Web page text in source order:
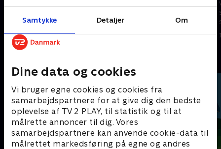
Samtykke Detaljer Om
Dine data og cookies
Vi bruger egne cookies og cookies fra
samarbejdspartnere for at give dig den bedste
oplevelse af TV 2 PLAY, til statistik og til at
målrette annoncer til dig. Vores
samarbejdspartnere kan anvende cookie-data til
målrettet markedsføring på egne og andres
skrappe gåder, der skal løses.
1. januar 2023 • 21 min
skrappe gåder, der skal løses.
1. januar 2023 • 21 min